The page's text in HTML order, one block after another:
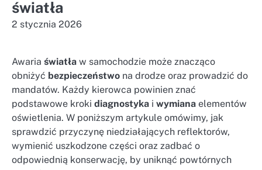
światła
2 stycznia 2026
Awaria światła w samochodzie może znacząco
obniżyć bezpieczeństwo na drodze oraz prowadzić do
mandatów. Każdy kierowca powinien znać
podstawowe kroki diagnostyka i wymiana elementów
oświetlenia. W poniższym artykule omówimy, jak
sprawdzić przyczynę niedziałających reflektorów,
wymienić uszkodzone części oraz zadbać o
odpowiednią konserwację, by uniknąć powtórnych